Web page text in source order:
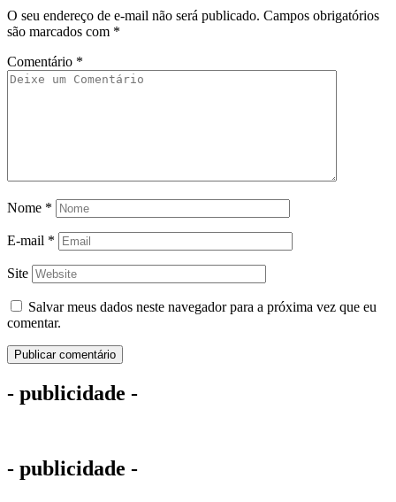
O seu endereço de e-mail não será publicado. Campos obrigatórios
são marcados com *
Comentário *
Nome *
E-mail *
Site
Salvar meus dados neste navegador para a próxima vez que eu
comentar.
- publicidade -
- publicidade -